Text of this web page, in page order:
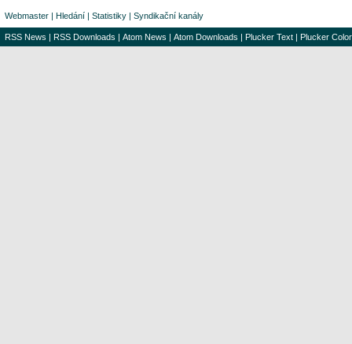
Webmaster | Hledání | Statistiky | Syndikační kanály
RSS News | RSS Downloads | Atom News | Atom Downloads | Plucker Text | Plucker Color